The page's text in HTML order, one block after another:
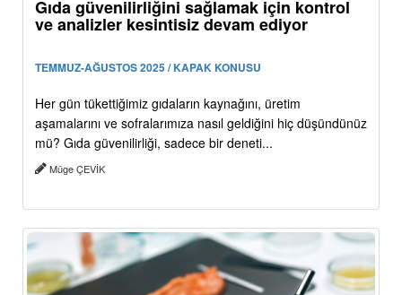
Gıda güvenilirliğini sağlamak için kontrol
ve analizler kesintisiz devam ediyor
TEMMUZ-AĞUSTOS 2025 / KAPAK KONUSU
Her gün tükettiğimiz gıdaların kaynağını, üretim
aşamalarını ve sofralarımıza nasıl geldiğini hiç düşündünüz
mü? Gıda güvenilirliği, sadece bir deneti...
Müge ÇEVİK